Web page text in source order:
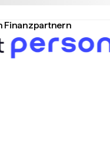
Finanzpartnern